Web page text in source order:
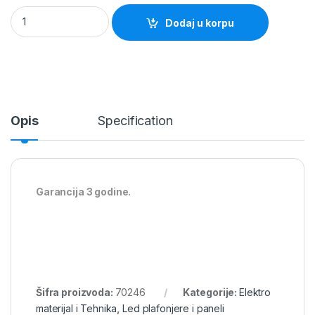
Led plafonjera 16W sa senzorom 4000K quantity
Dodaj u korpu
Opis Specification
Garancija 3 godine.
Šifra proizvoda: 70246 Kategorije: Elektro
materijal i Tehnika ,Led plafonjere i paneli